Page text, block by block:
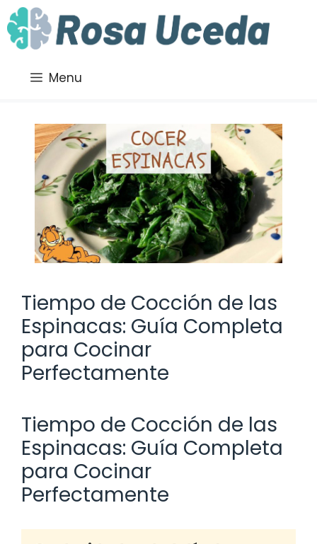
Saltar
al
contenido
Menu
Tiempo de Cocción de las
Espinacas: Guía Completa
para Cocinar
Perfectamente
Tiempo de Cocción de las
Espinacas: Guía Completa
para Cocinar
Perfectamente